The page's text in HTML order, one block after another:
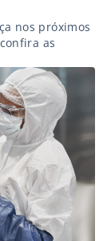
nos próximos
as